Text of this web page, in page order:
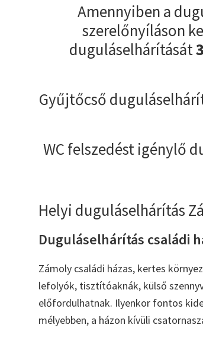
Amennyiben a
szerelőnyíláson
duguláselhárítását
Gyűjtőcső
WC felszedést igénylő
Helyi duguláselhárítás
Duguláselhárítás családi
Zámoly családi házas, kertes
lefolyók, tisztítóaknák, külső
előfordulhatnak. Ilyenkor fontos
mélyebben, a házon kívüli